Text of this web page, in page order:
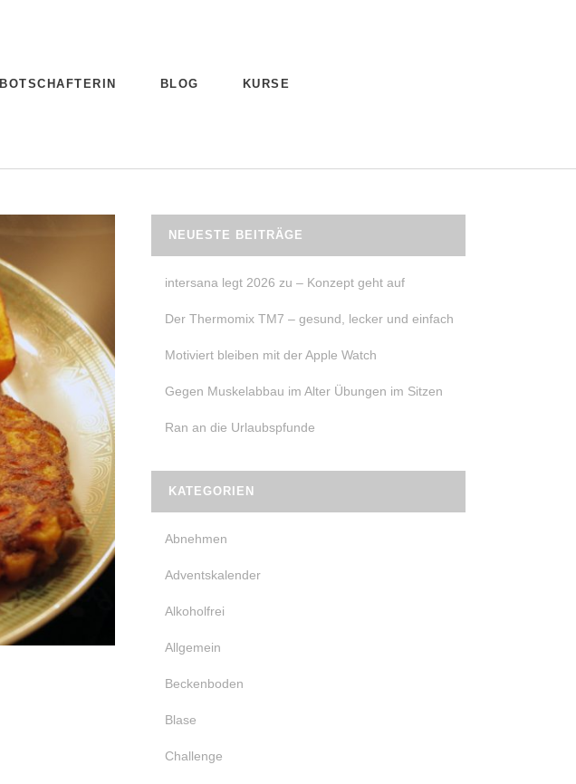
BOTSCHAFTERIN BLOG KURSE
NEUESTE BEITRÄGE
intersana legt 2026 zu – Konzept geht auf
Der Thermomix TM7 – gesund, lecker und einfach
Motiviert bleiben mit der Apple Watch
Gegen Muskelabbau im Alter Übungen im Sitzen
Ran an die Urlaubspfunde
KATEGORIEN
Abnehmen
Adventskalender
Alkoholfrei
Allgemein
Beckenboden
Blase
Challenge